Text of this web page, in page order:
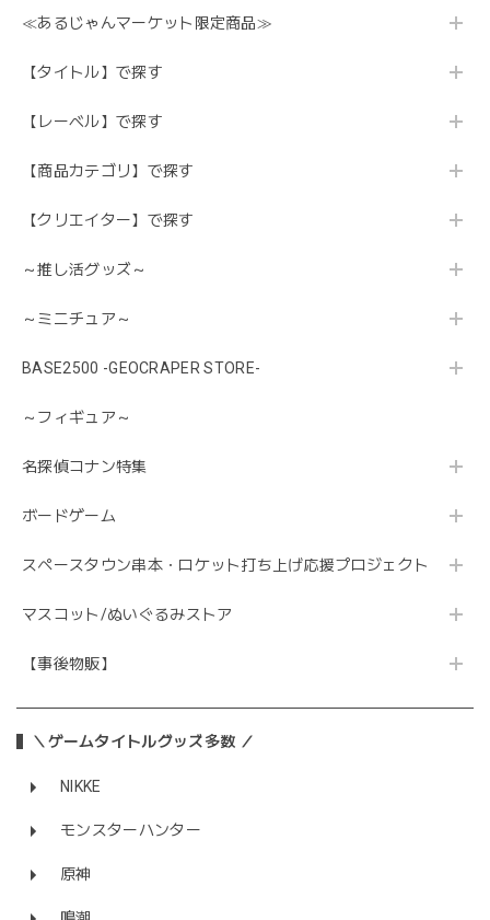
≪あるじゃんマーケット限定商品≫
【タイトル】で探す
【レーベル】で探す
【商品カテゴリ】で探す
【クリエイター】で探す
～推し活グッズ～
～ミニチュア～
BASE2500 -GEOCRAPER STORE-
～フィギュア～
名探偵コナン特集
ボードゲーム
スペースタウン串本・ロケット打ち上げ応援プロジェクト
マスコット/ぬいぐるみストア
【事後物販】
＼ゲームタイトルグッズ多数 ／
NIKKE
モンスターハンター
原神